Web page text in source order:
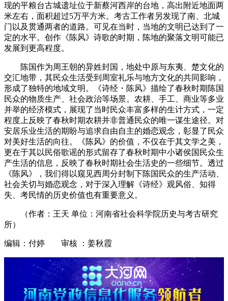
现的平粮台古城遗址位于新蔡河西岸的台地，高出附近地面两
米左右，面积超过5万平方米。考古工作者另发现了南、北城
门以及贯通两者的道路。可见在当时，当地的文明已达到了一
定的水平。创作《陈风》诗歌的时期，陈地的聚落文明可能已
发展到更高程度。
陈国作为周王朝的异姓封国，地处中原与东夷、楚文化的
交汇地带，其民众生活受到周室礼乐与地方文化的共同影响，
形成了独特的地域文明。《诗经・陈风》描绘了春秋时期陈国
民众的物质生产、社会政治等场景。农耕、手工、商业等多业
并举的经济模式，展现了当时民众丰富多样的生计方式，一定
程度上反映了春秋时期农耕并非普通民众的唯一谋生途径。对
安居乐业生活的期盼与追求自由自主的婚恋观念，彰显了民众
对美好生活的向往。《陈风》的价值，不仅在于其文学之美，
更在于其以民俗歌谣的形式留存了春秋时期中小诸侯国民众生
产生活的信息，反映了春秋时期社会生活史的一些细节。透过
《陈风》，我们得以窥见西周分封制下陈国民众的生产活动、
社会关切与婚恋观念，对于深入理解《诗经》观风俗、知得
失、考民情的历史价值也有重要意义。
（作者：王天 单位：河南省社会科学院历史与考古研究
所）
编辑：付婷 审核 ：姜秋霞